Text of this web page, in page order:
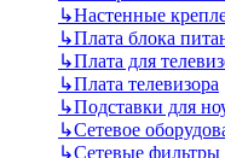
↳Настенные
↳Плата блока
↳Плата для
↳Плата телевизора
↳Подставки для
↳Сетевое
↳Сетевые